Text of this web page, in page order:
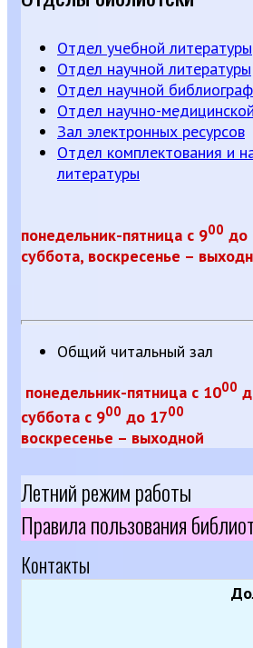
Отдел учебной литературы
Отдел научной литературы
Отдел научной
Отдел научно-
Зал электронных ресурсов
Отдел комплектования и
литературы
понедельник-пятница с 900 до
суббота, воскресенье –
Общий читальный зал
понедельник-пятница с 1000
суббота с 900 до 1700
воскресенье – выходной
Летний режим работы
Правила пользования
Контакты